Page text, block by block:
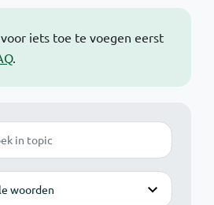
voor iets toe te voegen eerst
.